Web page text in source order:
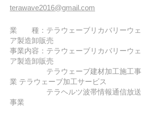
terawave2016@gmail.com
業 種：テラウェーブリカバリーウェ
ア製造卸販売
事業内容：テラウェーブリカバリーウェ
ア製造卸販売
テラウェーブ建材加工施工事
業 テラウェーブ加工サービス
テラヘルツ波帯情報通信放送
事業